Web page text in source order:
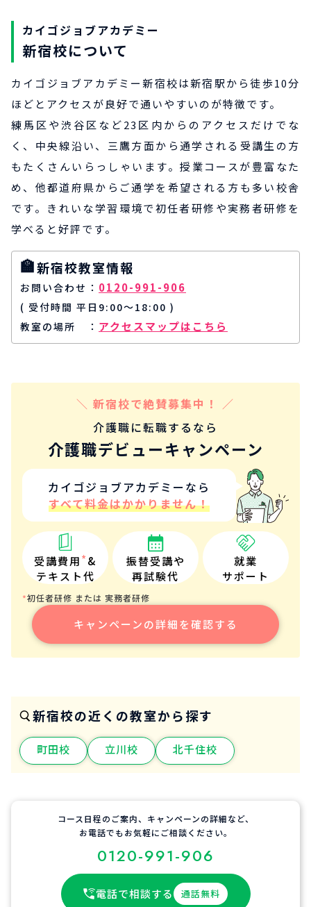
カイゴジョブアカデミー
新宿校について
カイゴジョブアカデミー新宿校は新宿駅から徒歩10分
ほどとアクセスが良好で通いやすいのが特徴です。
練馬区や渋谷区など23区内からのアクセスだけでな
く、中央線沿い、三鷹方面から通学される受講生の方
もたくさんいらっしゃいます。授業コースが豊富なた
め、他都道府県からご通学を希望される方も多い校舎
です。きれいな学習環境で初任者研修や実務者研修を
学べると好評です。
新宿校教室情報
お問い合わせ 0120-991-906
( 受付時間 平日9:00～18:00 )
教室の場所
アクセスマップはこちら
＼ 新宿校で絶賛募集中！ ／
介護職に転職するなら
介護職デビューキャンペーン
カイゴジョブアカデミーなら
すべて料金はかかりません！
受講費用*&
テキスト代
振替受講や
再試験代
就業
サポート
*初任者研修 または 実務者研修
キャンペーンの詳細を確認する
新宿校の近くの教室から探す
町田校 立川校 北千住校
コース日程のご案内、キャンペーンの詳細など、
お電話でもお気軽にご相談ください。
0120-991-906
電話で相談する 通話無料